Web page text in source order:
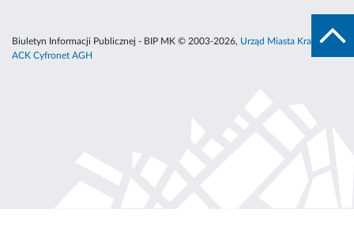
Biuletyn Informacji Publicznej - BIP MK © 2003-2026, Urząd Miasta Krakowa
ACK Cyfronet AGH